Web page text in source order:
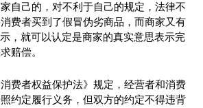
自己的，对不利于自己的规定，法律不
费者买到了假冒伪劣商品，而商家又有
，就可以认定是商家的真实意思表示完
赔偿。
消费者权益保护法》规定，经营者和消费
约定履行义务，但双方的约定不得违背